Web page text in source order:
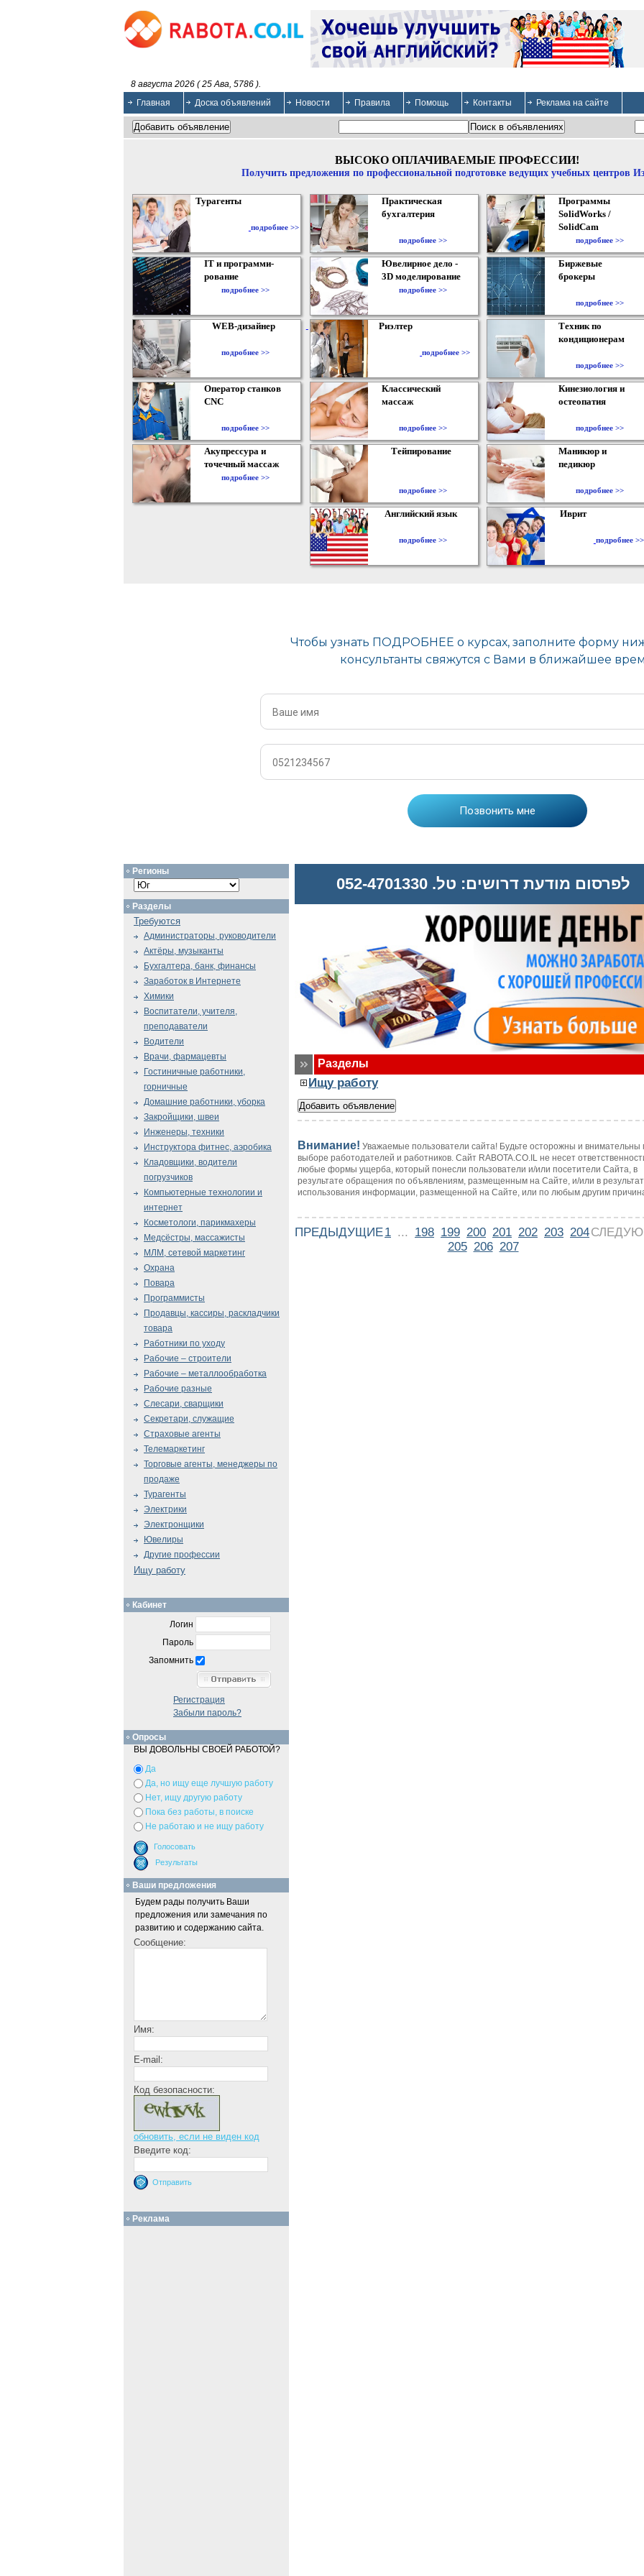
8 августа 2026 ( 25 Ава, 5786 ).
Главная
Доска объявлений Новости Правила Помощь Контакты Реклама на сайте
ВЫСОКО ОПЛАЧИВАЕМЫЕ ПРОФЕССИИ!
Получить предложения по профессиональной подготовке ведущих учебных центров
Турагенты
подробнее >>
Практическая
бухгалтерия
подробнее >>
Программы
SolidWorks /
SolidCam
подробнее >>
IT и программи-
рование
подробнее >>
Ювелирное дело -
3D моделирование
подробнее >>
Биржевые
брокеры
подробнее >>
WEB-дизайнер
подробнее >>
Риэлтер
подробнее >>
Техник по
кондиционерам
подробнее >>
Оператор станков
CNC
подробнее >>
Классический
массаж
подробнее >>
Кинезиология и
остеопатия
подробнее >>
Акупрессура и
точечный массаж
подробнее >>
Тейпирование
подробнее >>
Маникюр и
педикюр
подробнее >>
Английский язык
подробнее >>
Иврит
подробнее >>
לפרסום מודעת דרושים: טל. 052-4701330
Разделы
Ищу работу
Внимание! Уважаемые пользователи сайта! Будьте осторожны и внимательны
выборе работодателей и работников. Сайт RABOTA.CO.IL не несет
любые формы ущерба, который понесли пользователи и/или посетители Сайта, в
результате обращения по объявлениям, размещенным на Сайте, и/или в
использования информации, размещенной на Сайте, или по любым другим
ПРЕДЫДУЩИЕ1 ... 198 199 200 201 202 203 204
205 206 207
Регионы
Разделы
Требуются
Администраторы, руководители
Актёры, музыканты
Бухгалтера, банк, финансы
Заработок в Интернете
Химики
Воспитатели, учителя,
преподаватели
Водители
Врачи, фармацевты
Гостиничные работники,
горничные
Домашние работники, уборка
Закройщики, швеи
Инженеры, техники
Инструктора фитнес, аэробика
Кладовщики, водители
погрузчиков
Компьютерные технологии и
интернет
Косметологи, парикмахеры
Медсёстры, массажисты
МЛМ, сетевой маркетинг
Охрана
Повара
Программисты
Продавцы, кассиры, раскладчики
товара
Работники по уходу
Рабочие – строители
Рабочие – металлообработка
Рабочие разные
Слесари, сварщики
Секретари, служащие
Страховые агенты
Телемаркетинг
Торговые агенты, менеджеры по
продаже
Турагенты
Электрики
Электронщики
Ювелиры
Другие профессии
Ищу работу
Кабинет
Логин
Пароль
Запомнить
Регистрация
Забыли пароль?
Опросы
ВЫ ДОВОЛЬНЫ СВОЕЙ РАБОТОЙ?
Да
Да, но ищу еще лучшую работу
Нет, ищу другую работу
Пока без работы, в поиске
Не работаю и не ищу работу
Ваши предложения
Будем рады получить Ваши
предложения или замечания по
развитию и содержанию сайта.
Сообщение:
Имя:
E-mail:
Код безопасности:
обновить, если не виден код
Введите код:
Реклама